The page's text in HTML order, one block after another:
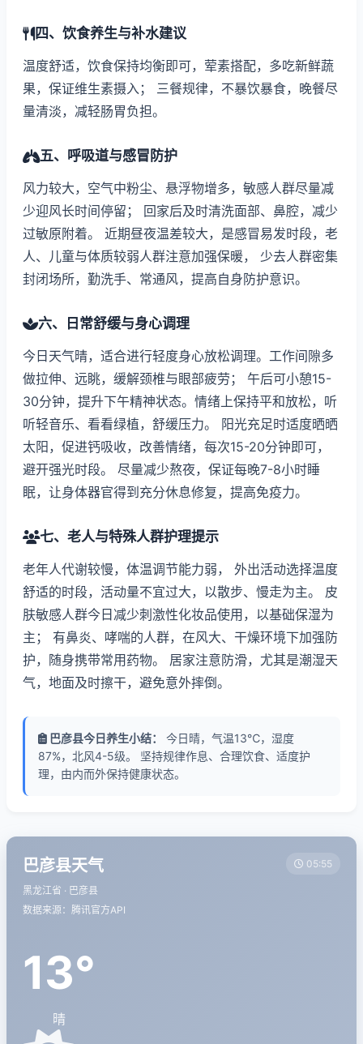
四、饮食养生与补水建议
温度舒适，饮食保持均衡即可，荤素搭配，多吃新鲜蔬
果，保证维生素摄入； 三餐规律，不暴饮暴食，晚餐尽
量清淡，减轻肠胃负担。
五、呼吸道与感冒防护
风力较大，空气中粉尘、悬浮物增多，敏感人群尽量减
少迎风长时间停留； 回家后及时清洗面部、鼻腔，减少
过敏原附着。 近期昼夜温差较大，是感冒易发时段，老
人、儿童与体质较弱人群注意加强保暖， 少去人群密集
封闭场所，勤洗手、常通风，提高自身防护意识。
六、日常舒缓与身心调理
今日天气晴，适合进行轻度身心放松调理。工作间隙多
做拉伸、远眺，缓解颈椎与眼部疲劳； 午后可小憩15-
30分钟，提升下午精神状态。情绪上保持平和放松，听
听轻音乐、看看绿植，舒缓压力。 阳光充足时适度晒晒
太阳，促进钙吸收，改善情绪，每次15-20分钟即可，
避开强光时段。 尽量减少熬夜，保证每晚7-8小时睡
眠，让身体器官得到充分休息修复，提高免疫力。
七、老人与特殊人群护理提示
老年人代谢较慢，体温调节能力弱， 外出活动选择温度
舒适的时段，活动量不宜过大，以散步、慢走为主。 皮
肤敏感人群今日减少刺激性化妆品使用，以基础保湿为
主； 有鼻炎、哮喘的人群，在风大、干燥环境下加强防
护，随身携带常用药物。 居家注意防滑，尤其是潮湿天
气，地面及时擦干，避免意外摔倒。
巴彦县今日养生小结：
今日晴，气温13℃，湿度
87%，北风4-5级。 坚持规律作息、合理饮食、适度护
理，由内而外保持健康状态。
巴彦县天气
黑龙江省 · 巴彦县
数据来源：腾讯官方API
05:55
13°
晴